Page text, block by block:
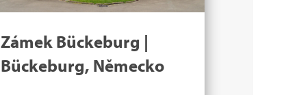
Zámek Bückeburg |
Bückeburg, Německo